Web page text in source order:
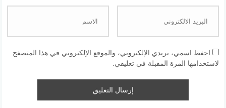
احفظ اسمي، بريدي الإلكتروني، والموقع الإلكتروني في هذا المتصفح
لاستخدامها المرة المقبلة في تعليقي.